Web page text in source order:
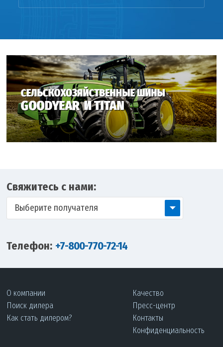
Свяжитесь с нами:
Выберите получателя
Телефон: +7-800-770-72-14
О компании
Поиск дилера
Как стать дилером?
Качество
Пресс-центр
Контакты
Конфиденциальность